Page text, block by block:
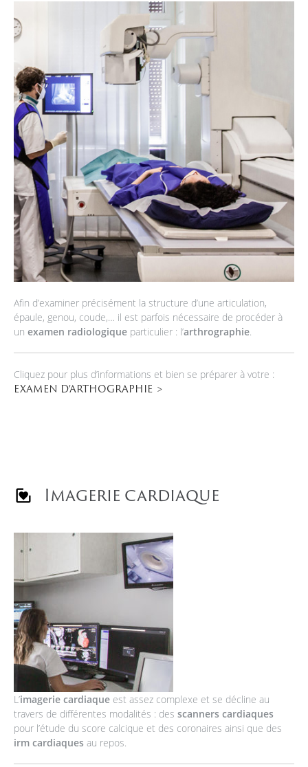
Afin d’examiner précisément la structure d’une articulation,
épaule, genou, coude,… il est parfois nécessaire de procéder à
un examen radiologique particulier : l’arthrographie.
Cliquez pour plus d’informations et bien se préparer à votre :
EXAMEN D’ARTHOGRAPHIE
Imagerie cardiaque
L’imagerie cardiaque est assez complexe et se décline au
travers de différentes modalités : des scanners cardiaques
pour l’étude du score calcique et des coronaires ainsi que des
irm cardiaques au repos.